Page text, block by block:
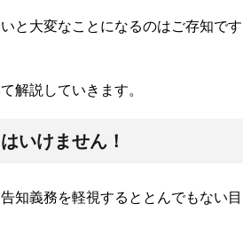
と大変なことになるのはご存知です
解説していきます。
いけません！
知義務を軽視するととんでもない目